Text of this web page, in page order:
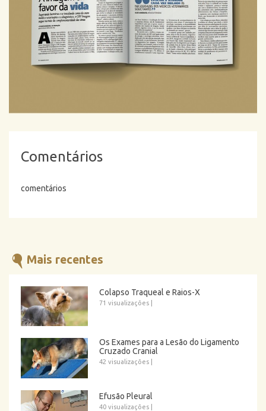
Comentários
comentários
Mais recentes
Colapso Traqueal e Raios-X
71 visualizações
Os Exames para a Lesão do Ligamento
Cruzado Cranial
42 visualizações
Efusão Pleural
40 visualizações